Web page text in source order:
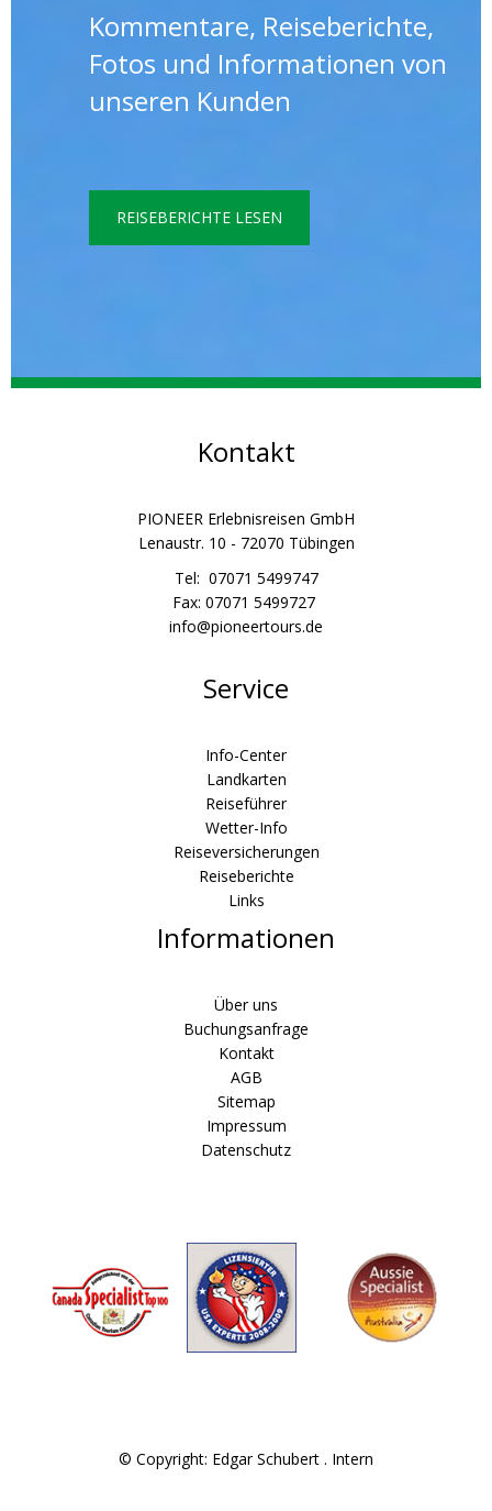
Kommentare, Reiseberichte,
Fotos und Informationen von
unseren Kunden
REISEBERICHTE LESEN
Kontakt
PIONEER Erlebnisreisen GmbH
Lenaustr. 10 - 72070 Tübingen
Tel: 07071 5499747
Fax: 07071 5499727
info@pioneertours.de
Service
Info-Center
Landkarten
Reiseführer
Wetter-Info
Reiseversicherungen
Reiseberichte
Links
Informationen
Über uns
Buchungsanfrage
Kontakt
AGB
Sitemap
Impressum
Datenschutz
© Copyright: Edgar Schubert . Intern